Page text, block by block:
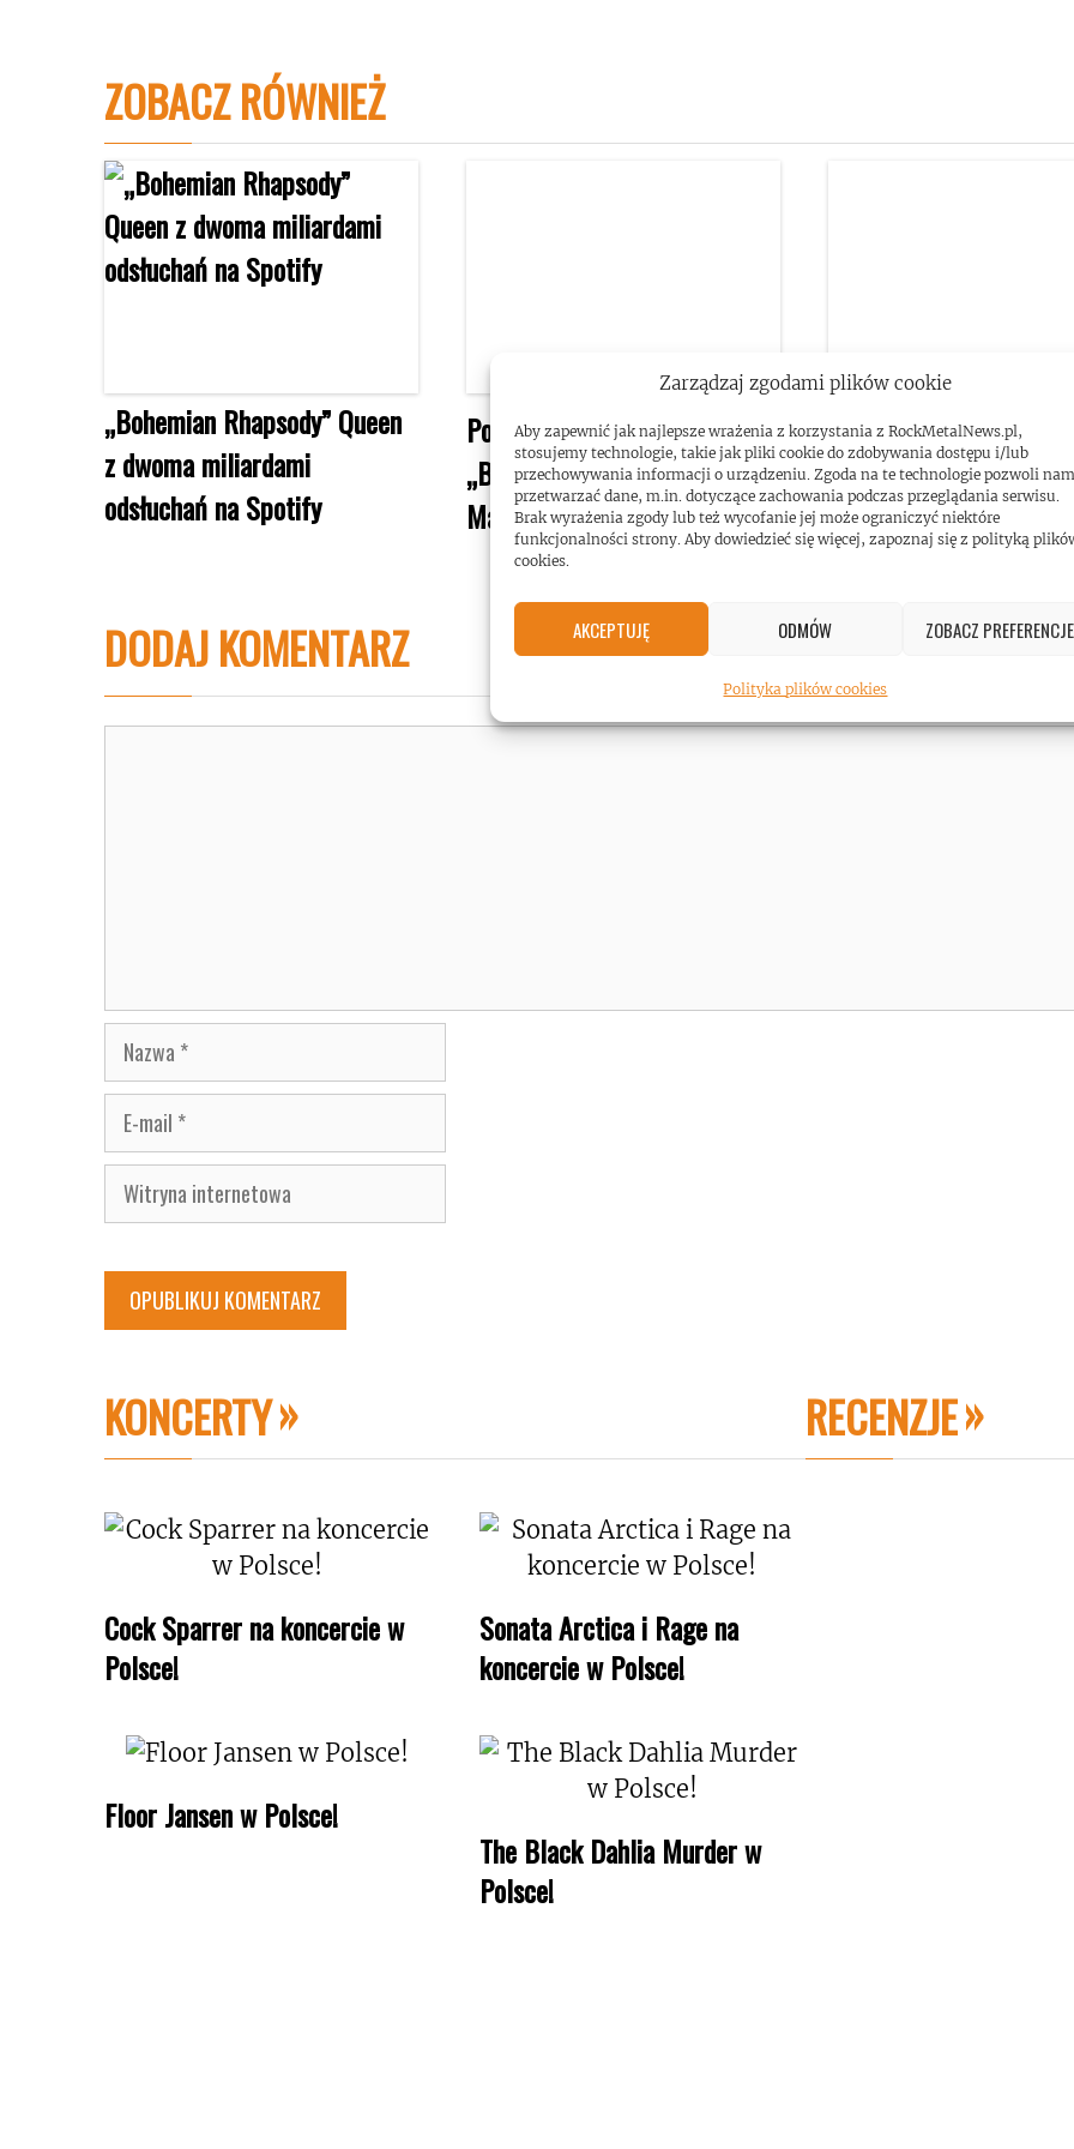
Zarządzaj zgodami plików cookie
Aby zapewnić jak najlepsze wrażenia z korzystania z RockMetalNews.pl,
stosujemy technologie, takie jak pliki cookie do zdobywania dostępu i/lub
przechowywania informacji o urządzeniu. Zgoda na te technologie pozwoli nam
przetwarzać dane, m.in. dotyczące zachowania podczas przeglądania serwisu.
Brak wyrażenia zgody lub też wycofanie jej może ograniczyć niektóre
funkcjonalności strony. Aby dowiedzieć się więcej, zapoznaj się z polityką
cookies.
AKCEPTUJĘ ODMÓW ZOBACZ PREFERENCJE
Polityka plików cookies
ZOBACZ RÓWNIEŻ
„Bohemian Rhapsody” Queen
z dwoma miliardami
odsłuchań na Spotify
Powstanie druga część
„Bohemian Rhapsody”? Brian
May komentuje
Adam Lambert na
Polsce
DODAJ KOMENTARZ
Nazwa
E-
mail
Witryna
internetowa
KONCERTY
Cock Sparrer na koncercie w
Polsce!
Sonata Arctica i Rage na
koncercie w Polsce!
Floor Jansen w Polsce!
The Black Dahlia Murder w
Polsce!
RECENZJE